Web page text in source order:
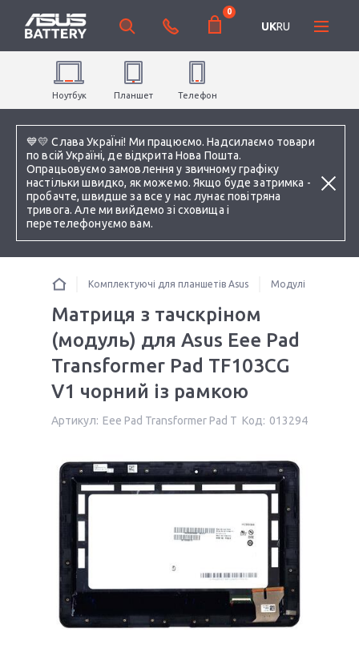
💙💛 Слава УкраЇні! Ми працюємо. Надсилаємо товари
по всій Україні, де відкрита Нова Пошта.
Опрацьовуємо замовлення у звичному графіку
настільки швидко, як можемо. Якщо буде затримка -
пробачте, швидше за все у нас лунає повітряна
тривога. Але ми вийдемо зі сховища і
перетелефонуємо вам.
0
UKRU
Ноутбук Планшет Телефон
Комплектуючі для планшетів Asus Модулі (матриця
Матриця з тачскріном
(модуль) для Asus Eee Pad
Transformer Pad TF103CG
V1 чорний із рамкою
Артикул: Eee Pad Transformer Pad T Код: 013294